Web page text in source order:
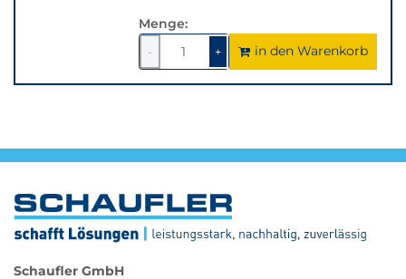
Menge:
-
1
verringern
+1um
1
erhöhen
in den Warenkorb
Schaufler GmbH